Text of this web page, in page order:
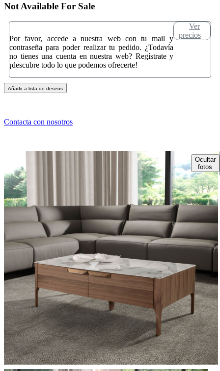
Not Available For Sale
Por favor, accede a nuestra web con tu mail y
contraseña para poder realizar tu pedido. ¿Todavía
no tienes una cuenta en nuestra web? Regístrate y
¡descubre todo lo que podemos ofrecerte!
Ver
precios
Añadir a lista de deseos
Contacta con nosotros
Ocultar
fotos